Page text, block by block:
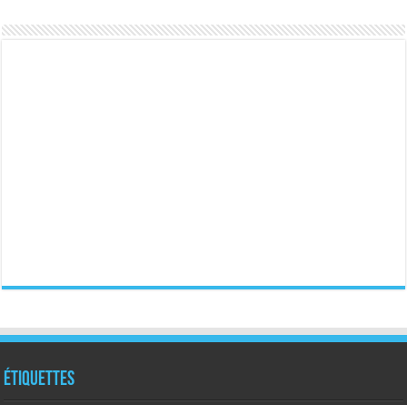
Étiquettes